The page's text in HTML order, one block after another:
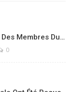
Membres Du…
0